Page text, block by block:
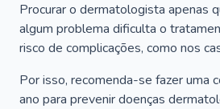
Procurar o dermatologista apenas
algum problema dificulta o
risco de complicações, como nos
Por isso, recomenda-se fazer uma
ano para prevenir doenças